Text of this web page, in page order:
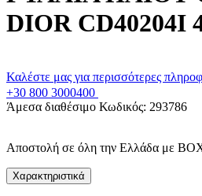
DIOR CD40204I
Καλέστε μας για περισσότερες
+30 800 3000400
Άμεσα διαθέσιμο Κωδικός: 293786
Αποστολή σε όλη την Ελλάδα με
Χαρακτηριστικά